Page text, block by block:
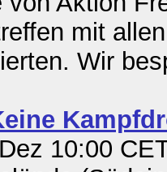
mit
Wir
10:00